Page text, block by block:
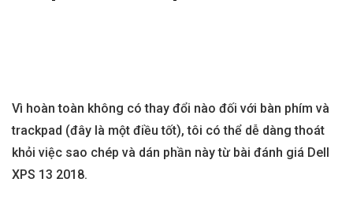
Vì hoàn toàn không có thay đổi nào đối với bàn phím và
trackpad (đây là một điều tốt), tôi có thể dễ dàng thoát
khỏi việc sao chép và dán phần này từ bài đánh giá Dell
XPS 13 2018.